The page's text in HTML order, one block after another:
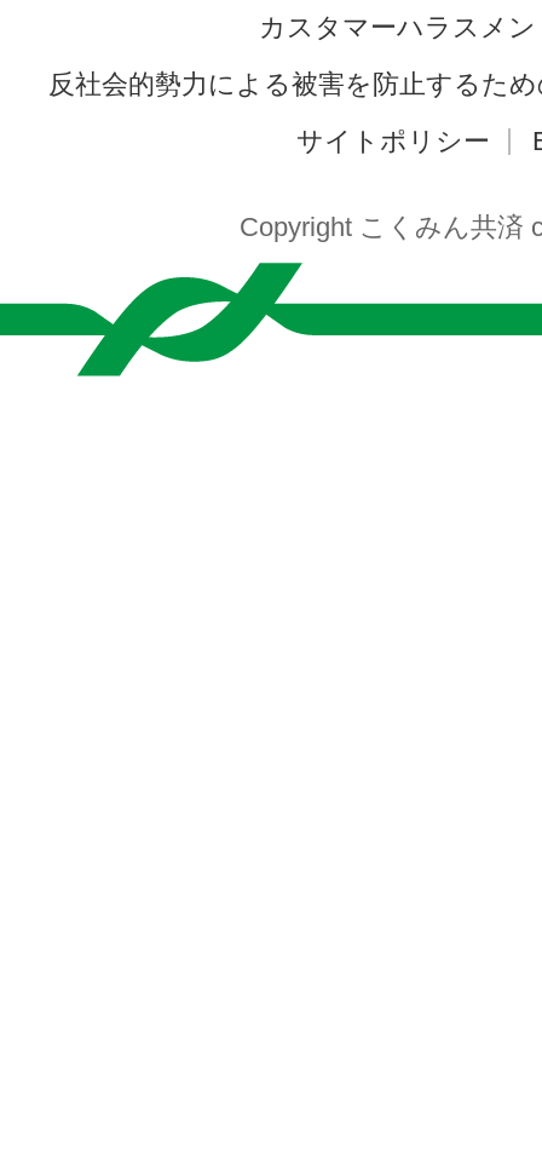
カスタマーハラスメ
反社会的勢力による被害を防止するた
サイトポリシー
Copyright こくみん共済